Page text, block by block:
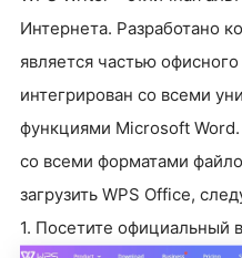
Интернета. Разработано
является частью
интегрирован со всеми
функциями Microsoft
со всеми форматами
загрузить WPS Office,
1. Посетите официальный